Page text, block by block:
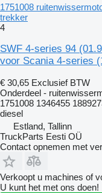
1751008
trekker
4
SWF 4-series 94
voor Scania 4-series
€ 30,65 Exclusief BTW
Onderdeel -
1751008 1346455
diesel
Estland, Tallinn
TruckParts Eesti OÜ
Contact opnemen met
Verkoopt u machines of
U kunt het met ons doen!